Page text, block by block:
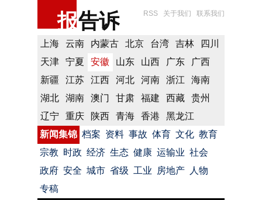
报告诉 RSS 关于我们 联系我们
上海 云南 内蒙古 北京 台湾 吉林
四川
天津
宁夏 安徽 山东 山西 广东
广西
新疆
江苏 江西 河北 河南 浙江
海南
湖北
湖南 澳门 甘肃 福建 西藏
贵州
辽宁
重庆 陕西 青海 香港
黑龙江
新闻集锦 档案 资料 事故 体育 文化 教育
宗教 时政 经济 生态 健康 运输业 社会
政府 安全 城市 省级 工业 房地产
人物
专稿